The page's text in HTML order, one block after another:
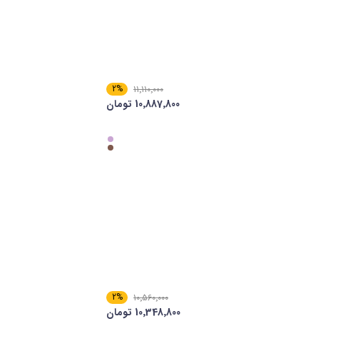
11٬110٬000
2%
10٬887٬800 تومان
10٬560٬000
2%
10٬348٬800 تومان